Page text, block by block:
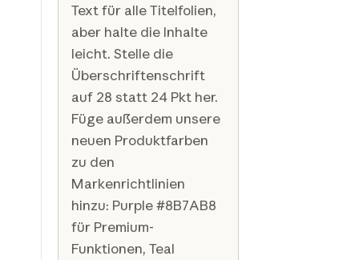
Text für alle Titelfolien,
aber halte die Inhalte
leicht. Stelle die
Überschriftenschrift
auf 28 statt 24 Pkt her.
Füge außerdem unsere
neuen Produktfarben
zu den
Markenrichtlinien
hinzu: Purple #8B7AB8
für Premium-
Funktionen, Teal